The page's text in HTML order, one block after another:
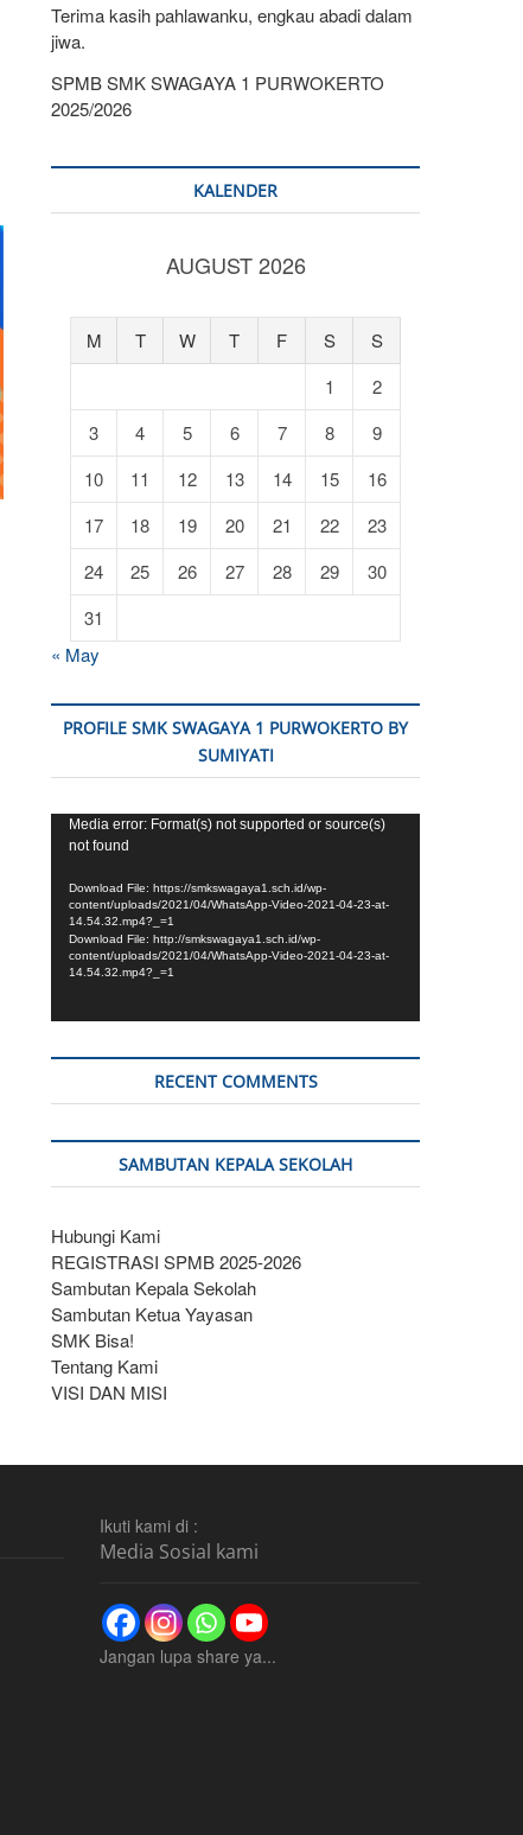
Terima kasih pahlawanku, engkau abadi dalam
jiwa.
SPMB SMK SWAGAYA 1 PURWOKERTO
2025/2026
KALENDER
AUGUST 2026
M T W T F S
S
1
2
3
4 5 6 7 8
9
10
11 12 13 14 15
16
17
18 19 20 21 22
23
24
25 26 27 28 29
30
31
« May
PROFILE SMK SWAGAYA 1 PURWOKERTO BY
SUMIYATI
Video
Player
Media error: Format(s) not supported or source(s)
not found
Download File: https://smkswagaya1.sch.id/wp-
content/uploads/2021/04/WhatsApp-Video-2021-04-23-at-
14.54.32.mp4?_=1
Download File: http://smkswagaya1.sch.id/wp-
content/uploads/2021/04/WhatsApp-Video-2021-04-23-at-
14.54.32.mp4?_=1
RECENT COMMENTS
SAMBUTAN KEPALA SEKOLAH
Hubungi Kami
REGISTRASI SPMB 2025-2026
Sambutan Kepala Sekolah
Sambutan Ketua Yayasan
SMK Bisa!
Tentang Kami
VISI DAN MISI
Ikuti kami di :
Media Sosial kami
Jangan lupa share ya...